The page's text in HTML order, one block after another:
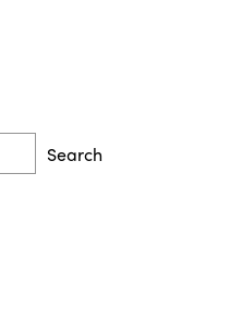
Search